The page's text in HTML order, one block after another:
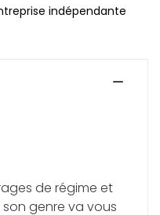
indépendante
de régime et
genre va vous